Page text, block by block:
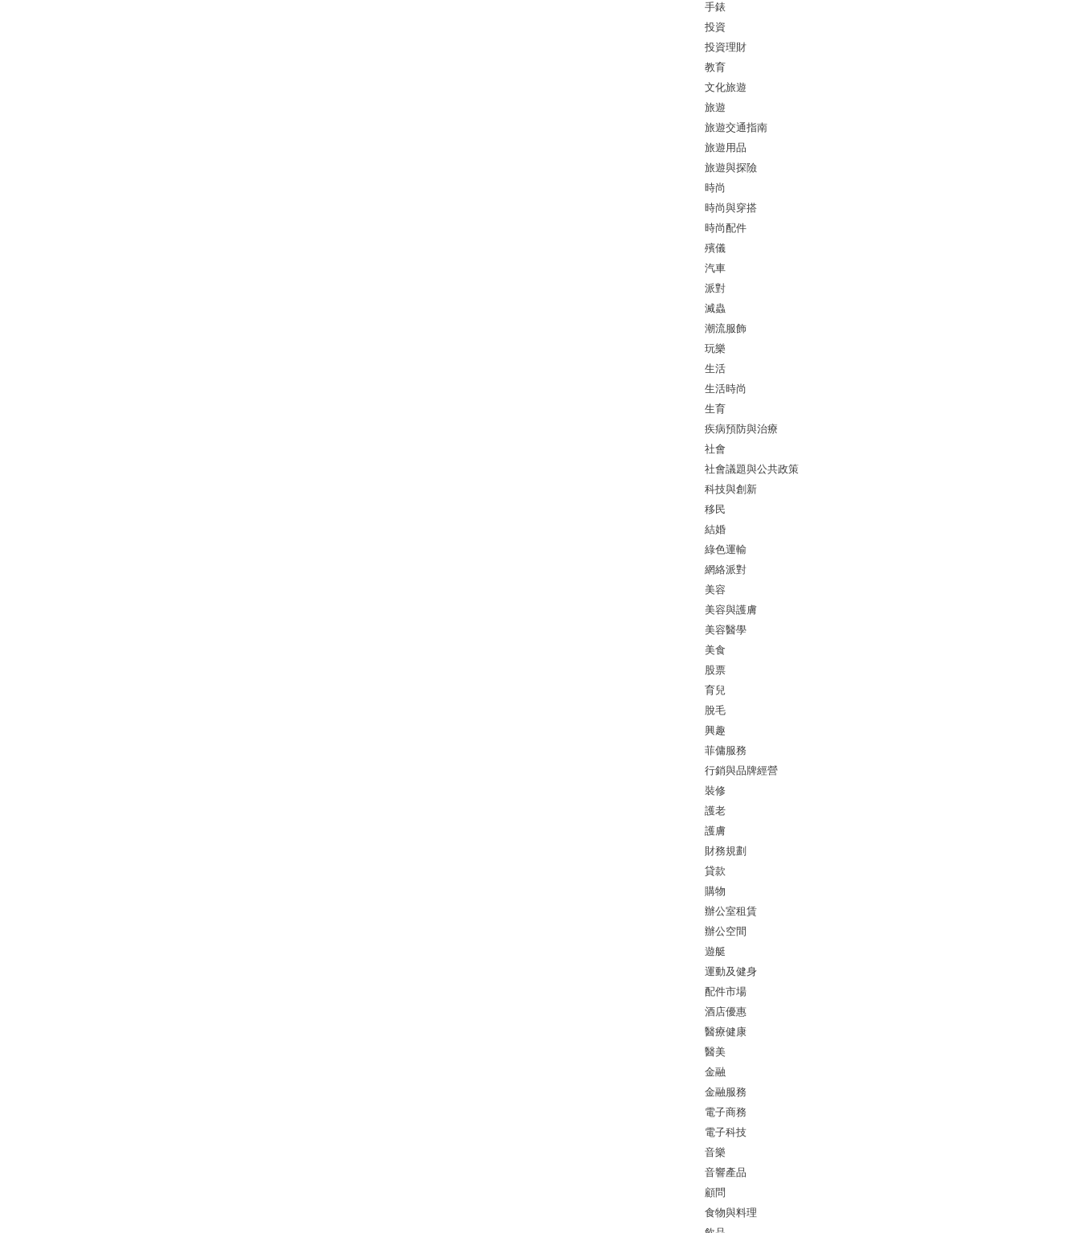
手錶
投資
投資理財
教育
文化旅遊
旅遊
旅遊交通指南
旅遊用品
旅遊與探險
時尚
時尚與穿搭
時尚配件
殯儀
汽車
派對
滅蟲
潮流服飾
玩樂
生活
生活時尚
生育
疾病預防與治療
社會
社會議題與公共政策
科技與創新
移民
結婚
綠色運輸
網絡派對
美容
美容與護膚
美容醫學
美食
股票
育兒
脫毛
興趣
菲傭服務
行銷與品牌經營
裝修
護老
護膚
財務規劃
貸款
購物
辦公室租賃
辦公空間
遊艇
運動及健身
配件市場
酒店優惠
醫療健康
醫美
金融
金融服務
電子商務
電子科技
音樂
音響產品
顧問
食物與料理